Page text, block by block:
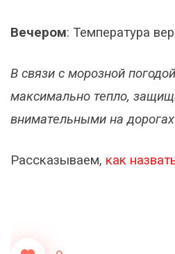
Вечером: Температура
В связи с морозной
максимально тепло,
внимательными на
Рассказываем, как